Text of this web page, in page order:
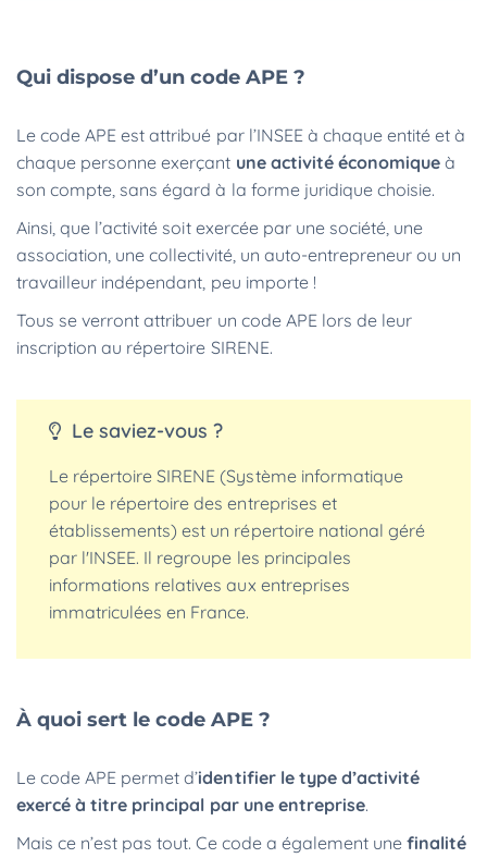
Qui dispose d’un code APE ?
Le code APE est attribué par l’INSEE à chaque entité et à
chaque personne exerçant une activité économiqueà
son compte, sans égard à la forme juridique choisie.
Ainsi, que l’activité soit exercée par une société, une
association, une collectivité, un auto-entrepreneur ou un
travailleur indépendant, peu importe !
Tous se verront attribuer un code APE lors de leur
inscription au répertoire SIRENE.
Le saviez-vous ?
Le répertoire SIRENE (Système informatique
pour le répertoire des entreprises et
établissements) est un répertoire national géré
par l'INSEE. Il regroupe les principales
informations relatives aux entreprises
immatriculées en France.
À quoi sert le code APE ?
Le code APE permet d’identifier le type d’activité
exercé à titre principal par une entreprise.
Mais ce n’est pas tout. Ce code a également une finalité